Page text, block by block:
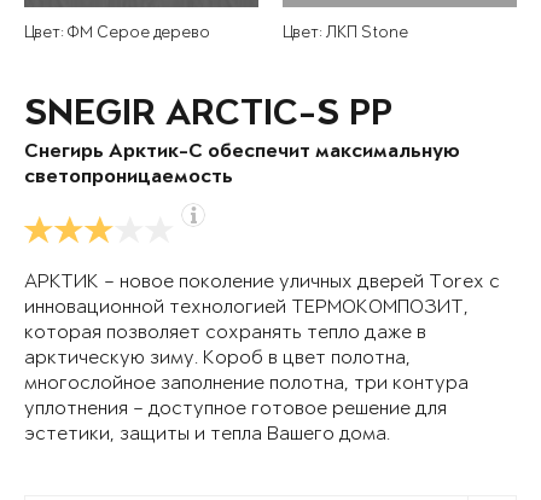
Цвет: ФМ Серое дерево Цвет: ЛКП Stone
SNEGIR ARCTIC-S PP
Снегирь Арктик-С обеспечит максимальную
светопроницаемость
АРКТИК – новое поколение уличных дверей Torex с
инновационной технологией ТЕРМОКОМПОЗИТ,
которая позволяет сохранять тепло даже в
арктическую зиму. Короб в цвет полотна,
многослойное заполнение полотна, три контура
уплотнения – доступное готовое решение для
эстетики, защиты и тепла Вашего дома.